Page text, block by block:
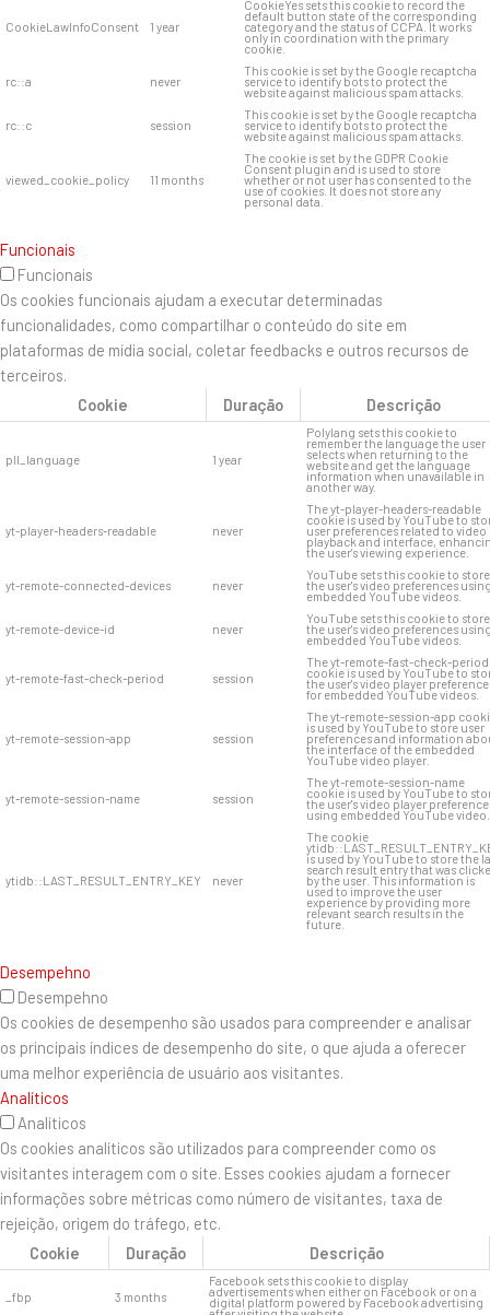
CookieLawInfoConsent 1 year
CookieYes sets this cookie to record the
default button state of the corresponding
category and the status of CCPA. It works
only in coordination with the primary
cookie.
rc::a never
This cookie is set by the Google recaptcha
service to identify bots to protect the
website against malicious spam attacks.
rc::c session
This cookie is set by the Google recaptcha
service to identify bots to protect the
website against malicious spam attacks.
viewed_cookie_policy 11 months
The cookie is set by the GDPR Cookie
Consent plugin and is used to store
whether or not user has consented to the
use of cookies. It does not store any
personal data.
Funcionais
Funcionais
Os cookies funcionais ajudam a executar determinadas
funcionalidades, como compartilhar o conteúdo do site em
plataformas de mídia social, coletar feedbacks e outros recursos de
terceiros.
Cookie
Duração Descrição
pll_language 1 year
Polylang sets this cookie to
remember the language the user
selects when returning to the
website and get the language
information when unavailable in
another way.
yt-player-headers-readable never
The yt-player-headers-readable
cookie is used by YouTube to
user preferences related to video
playback and interface,
the user's viewing experience.
yt-remote-connected-devices never
YouTube sets this cookie to store
the user's video preferences
embedded YouTube videos.
yt-remote-device-id never
YouTube sets this cookie to store
the user's video preferences
embedded YouTube videos.
yt-remote-fast-check-period session
The yt-remote-fast-check-period
cookie is used by YouTube to
the user's video player
for embedded YouTube videos.
yt-remote-session-app session
The yt-remote-session-app
is used by YouTube to store user
preferences and information
the interface of the embedded
YouTube video player.
yt-remote-session-name session
The yt-remote-session-name
cookie is used by YouTube to
the user's video player
using embedded YouTube video.
ytidb::LAST_RESULT_ENTRY_KEY never
The cookie
is used by YouTube to store the
search result entry that was
by the user. This information is
used to improve the user
experience by providing more
relevant search results in the
future.
Desempehno
Desempehno
Os cookies de desempenho são usados ​​para compreender e analisar
os principais índices de desempenho do site, o que ajuda a oferecer
uma melhor experiência de usuário aos visitantes.
Analíticos
Analíticos
Os cookies analíticos são utilizados para compreender como os
visitantes interagem com o site. Esses cookies ajudam a fornecer
informações sobre métricas como número de visitantes, taxa de
rejeição, origem do tráfego, etc.
Cookie
Duração Descrição
_fbp 3 months
Facebook sets this cookie to display
advertisements when either on Facebook or on a
digital platform powered by Facebook advertising